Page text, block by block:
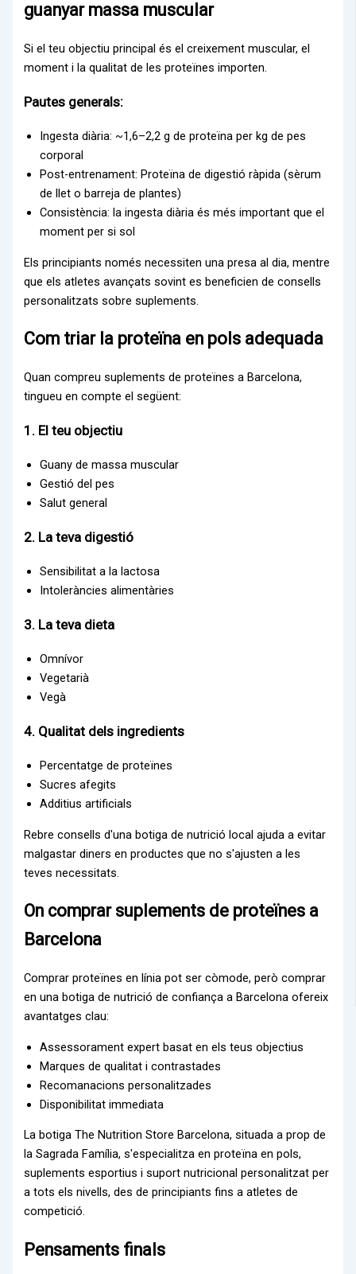
guanyar massa muscular
Si el teu objectiu principal és el creixement muscular, el
moment i la qualitat de les proteïnes importen.
Pautes generals:
Ingesta diària: ~1,6–2,2 g de proteïna per kg de pes
corporal
Post-entrenament: Proteïna de digestió ràpida (sèrum
de llet o barreja de plantes)
Consistència: la ingesta diària és més important que el
moment per si sol
Els principiants només necessiten una presa al dia, mentre
que els atletes avançats sovint es beneficien de consells
personalitzats sobre suplements.
Com triar la proteïna en pols adequada
Quan compreu suplements de proteïnes a Barcelona,
tingueu en compte el següent:
1. El teu objectiu
Guany de massa muscular
Gestió del pes
Salut general
2. La teva digestió
Sensibilitat a la lactosa
Intoleràncies alimentàries
3. La teva dieta
Omnívor
Vegetarià
Vegà
4. Qualitat dels ingredients
Percentatge de proteïnes
Sucres afegits
Additius artificials
Rebre consells d'una botiga de nutrició local ajuda a evitar
malgastar diners en productes que no s'ajusten a les
teves necessitats.
On comprar suplements de proteïnes a
Barcelona
Comprar proteïnes en línia pot ser còmode, però comprar
en una botiga de nutrició de confiança a Barcelona ofereix
avantatges clau:
Assessorament expert basat en els teus objectius
Marques de qualitat i contrastades
Recomanacions personalitzades
Disponibilitat immediata
La botiga The Nutrition Store Barcelona, situada a prop de
la Sagrada Família, s'especialitza en proteïna en pols,
suplements esportius i suport nutricional personalitzat per
a tots els nivells, des de principiants fins a atletes de
competició.
Pensaments finals